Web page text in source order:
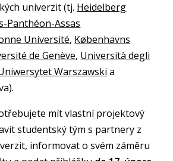
univerzit (tj. Heidelberg
Panthéon-Assas
Université, Københavns
de Genève, Università degli
Warszawski a
mít vlastní projektový
studentský tým s partnery z
informovat o svém záměru